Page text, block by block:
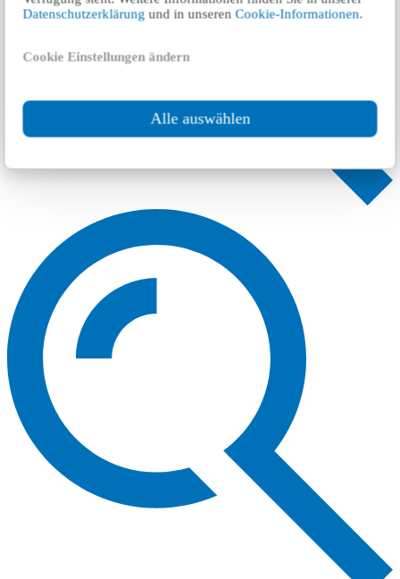
Datenschutzerklärung und in unserenCookie-Informationen.
Cookie Einstellungen ändern
Alle auswählen